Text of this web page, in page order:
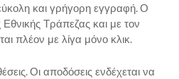
και γρήγορη εγγραφή. Ο
Τράπεζας και με τον
πλέον με λίγα μόνο κλικ.
Οι αποδόσεις ενδέχεται να